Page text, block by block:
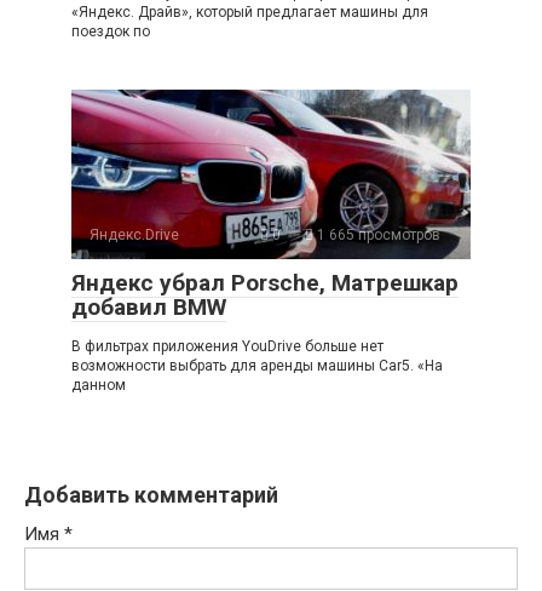
«Яндекс. Драйв», который предлагает машины для
поездок по
Яндекс.Drive 0 1 665 просмотров
Яндекс убрал Porsche, Матрешкар
добавил BMW
В фильтрах приложения YouDrive больше нет
возможности выбрать для аренды машины Car5. «На
данном
Добавить комментарий
Имя *